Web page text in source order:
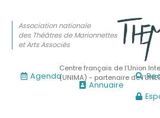
Association nationale
des Théâtres de Marionnettes
et Arts Associés
Centre français de l’Union
(UNIMA) - partenaire de
Agenda
Annuaire